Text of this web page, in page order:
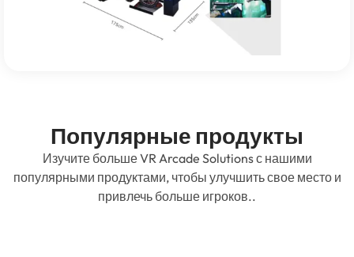
Популярные продукты
Изучите больше VR Arcade Solutions с нашими
популярными продуктами, чтобы улучшить свое место и
привлечь больше игроков..